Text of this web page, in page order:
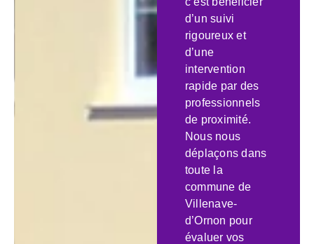
d’un suivi
rigoureux et
d’une
intervention
rapide par des
professionnels
de proximité.
Nous nous
déplaçons dans
toute la
commune de
Villenave-
d’Ornon pour
évaluer vos